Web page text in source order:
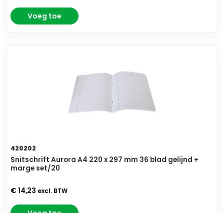
Voeg toe
420202
Snitschrift Aurora A4 220 x 297 mm 36 blad gelijnd +
marge set/20
€ 14,23 excl. BTW